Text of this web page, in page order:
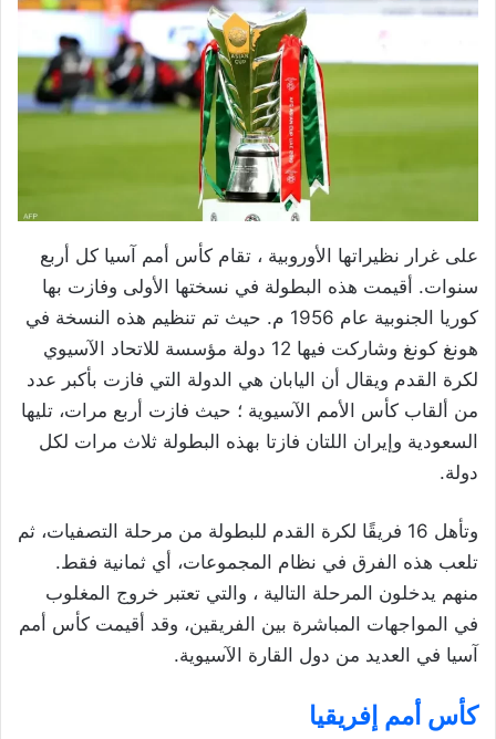
على غرار نظيراتها الأوروبية ، تقام كأس أمم آسيا كل أربع
سنوات. أقيمت هذه البطولة في نسختها الأولى وفازت بها
كوريا الجنوبية عام 1956 م. حيث تم تنظيم هذه النسخة في
هونغ كونغ وشاركت فيها 12 دولة مؤسسة للاتحاد الآسيوي
لكرة القدم ويقال أن اليابان هي الدولة التي فازت بأكبر عدد
من ألقاب كأس الأمم الآسيوية ؛ حيث فازت أربع مرات، تليها
السعودية وإيران اللتان فازتا بهذه البطولة ثلاث مرات لكل
دولة.
وتأهل 16 فريقًا لكرة القدم للبطولة من مرحلة التصفيات، ثم
تلعب هذه الفرق في نظام المجموعات، أي ثمانية فقط.
منهم يدخلون المرحلة التالية ، والتي تعتبر خروج المغلوب
في المواجهات المباشرة بين الفريقين، وقد أقيمت كأس أمم
آسيا في العديد من دول القارة الآسيوية.
كأس أمم إفريقيا